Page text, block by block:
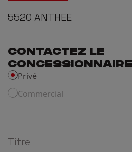
5520 ANTHEE
CONTACTEZ LE
CONCESSIONNAIRE
Privé
Commercial
Titre